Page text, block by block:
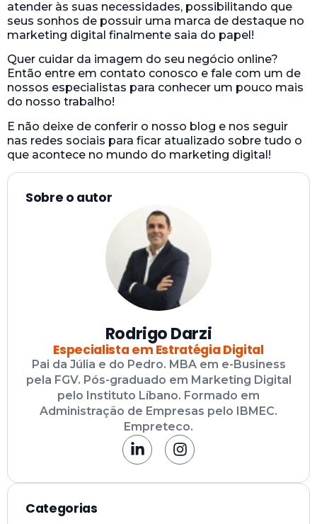
atender às suas necessidades, possibilitando que
seus sonhos de possuir uma marca de destaque no
marketing digital finalmente saia do papel!
Quer cuidar da imagem do seu negócio online?
Então entre em contato conosco e fale com um de
nossos especialistas para conhecer um pouco mais
do nosso trabalho!
E não deixe de conferir o nosso blog e nos seguir
nas redes sociais para ficar atualizado sobre tudo o
que acontece no mundo do marketing digital!
Sobre o autor
Rodrigo Darzi
Especialista em Estratégia Digital
Pai da Júlia e do Pedro. MBA em e-Business
pela FGV. Pós-graduado em Marketing Digital
pelo Instituto Líbano. Formado em
Administração de Empresas pelo IBMEC.
Empreteco.
Categorias